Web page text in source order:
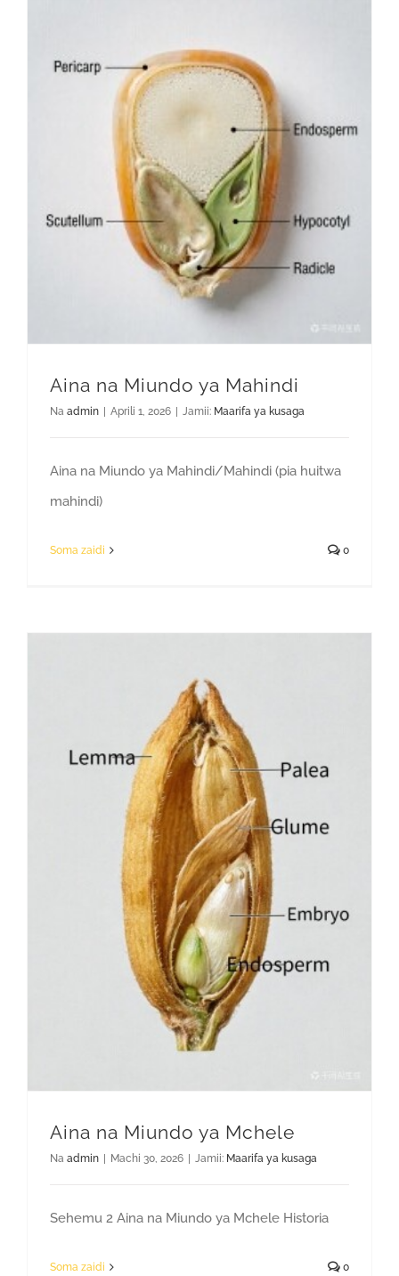
Aina na Miundo ya Mahindi
Na admin Aprili 1, 2026 Jamii: Maarifa ya kusaga
Aina na Miundo ya Mahindi/Mahindi (pia huitwa
mahindi)
Soma zaidi 0
Aina na Miundo ya Mchele
Na admin | Machi 30, 2026 | Jamii: Maarifa ya kusaga
Sehemu 2 Aina na Miundo ya Mchele Historia
Soma zaidi 0